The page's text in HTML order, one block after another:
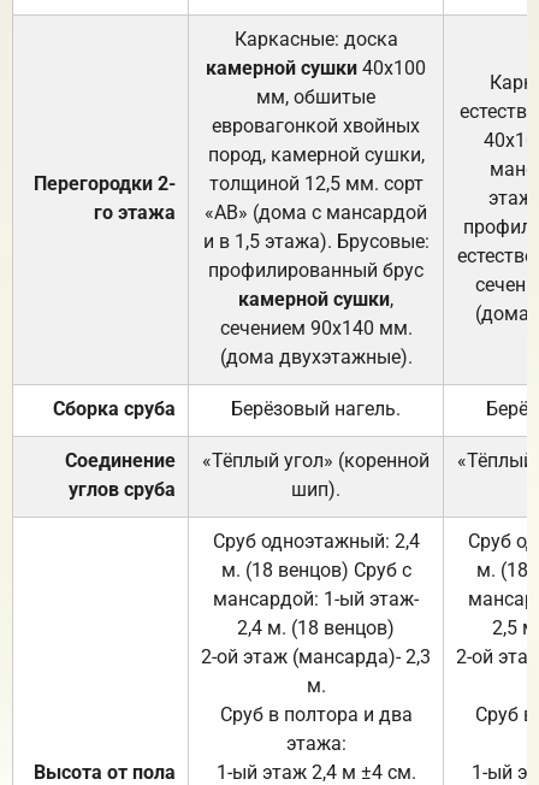
Перегородки 2-
го этажа
Каркасные: доска
камерной сушки 40х100
мм, обшитые
евровагонкой хвойных
пород, камерной сушки,
толщиной 12,5 мм. сорт
«АВ» (дома с мансардой
и в 1,5 этажа). Брусовые:
профилированный брус
камерной сушки,
сечением 90х140 мм.
(дома двухэтажные).
(дома
Сборка сруба Берёзовый нагель.
Соединение
углов сруба
«Тёплый угол» (коренной
шип).
«Тёплый
Высота от пола
Сруб одноэтажный: 2,4
м. (18 венцов) Сруб с
мансардой: 1-ый этаж-
2,4 м. (18 венцов)
2-ой этаж (мансарда)- 2,3
м.
Сруб в полтора и два
этажа:
1-ый этаж 2,4 м ±4 см.
Сруб
м. (18
2,5
2-ой
Сруб
1-ый